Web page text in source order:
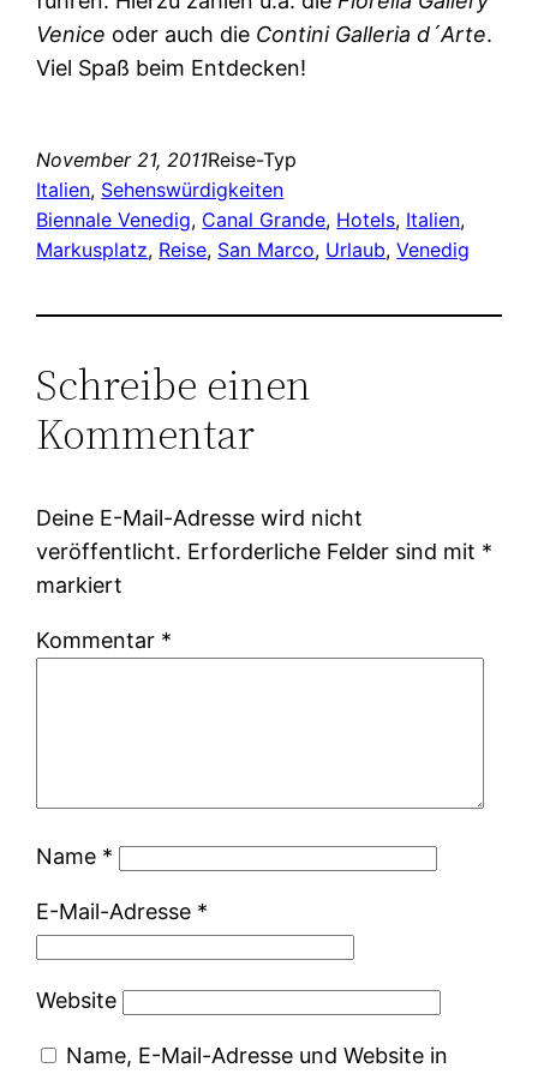
Venice oder auch die Contini Galleria d´Arte.
Viel Spaß beim Entdecken!
November 21, 2011Reise-Typ
Italien, Sehenswürdigkeiten
Biennale Venedig, Canal Grande, Hotels, Italien
Markusplatz, Reise, San Marco, Urlaub, Venedig
Schreibe einen
Kommentar
Deine E-Mail-Adresse wird nicht
veröffentlicht. Erforderliche Felder sind mit *
markiert
Kommentar *
Name *
E-Mail-Adresse *
Website
Name, E-Mail-Adresse und Website in